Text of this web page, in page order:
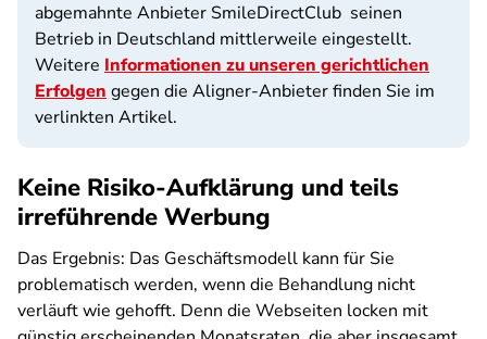
abgemahnte Anbieter SmileDirectClub seinen
Betrieb in Deutschland mittlerweile eingestellt.
Weitere Informationen zu unseren gerichtlichen
Erfolgen gegen die Aligner-Anbieter finden Sie im
verlinkten Artikel.
Keine Risiko-Aufklärung und teils
irreführende Werbung
Das Ergebnis: Das Geschäftsmodell kann für Sie
problematisch werden, wenn die Behandlung nicht
verläuft wie gehofft. Denn die Webseiten locken mit